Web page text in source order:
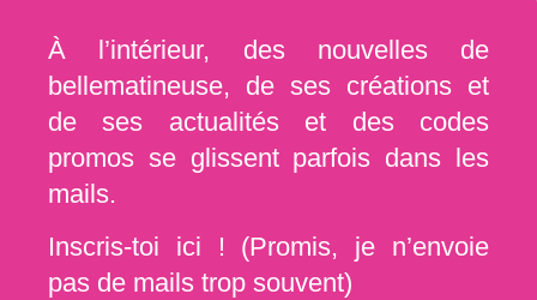
À l’intérieur, des nouvelles de
bellematineuse, de ses créations et
de ses actualités et des codes
promos se glissent parfois dans les
mails.
Inscris-toi ici ! (Promis, je n’envoie
pas de mails trop souvent)